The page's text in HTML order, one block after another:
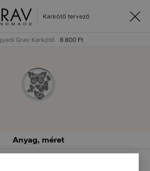
Karkötő tervező
Grav Karkötő 8 800 Ft
Anyag, méret